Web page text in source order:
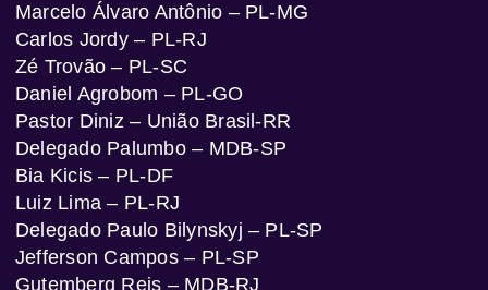
Marcelo Álvaro Antônio – PL-MG
Carlos Jordy – PL-RJ
Zé Trovão – PL-SC
Daniel Agrobom – PL-GO
Pastor Diniz – União Brasil-RR
Delegado Palumbo – MDB-SP
Bia Kicis – PL-DF
Luiz Lima – PL-RJ
Delegado Paulo Bilynskyj – PL-SP
Jefferson Campos – PL-SP
Gutemberg Reis – MDB-RJ